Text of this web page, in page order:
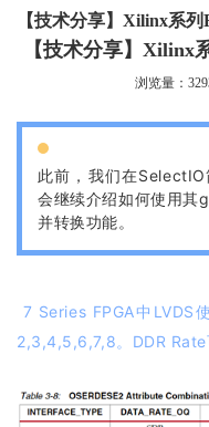
【技术分享】Xilinx系
【技术分享】Xilinx
浏览量：
此前，我们在
会继续介绍如何使用其
并转换功能。
7 Series FPGA中LVDS
2,3,4,5,6,7,8。DDR Rate